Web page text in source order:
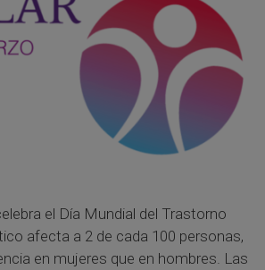
el Día Mundial del Trastorno
afecta a 2 de cada 100 personas,
en mujeres que en hombres. Las